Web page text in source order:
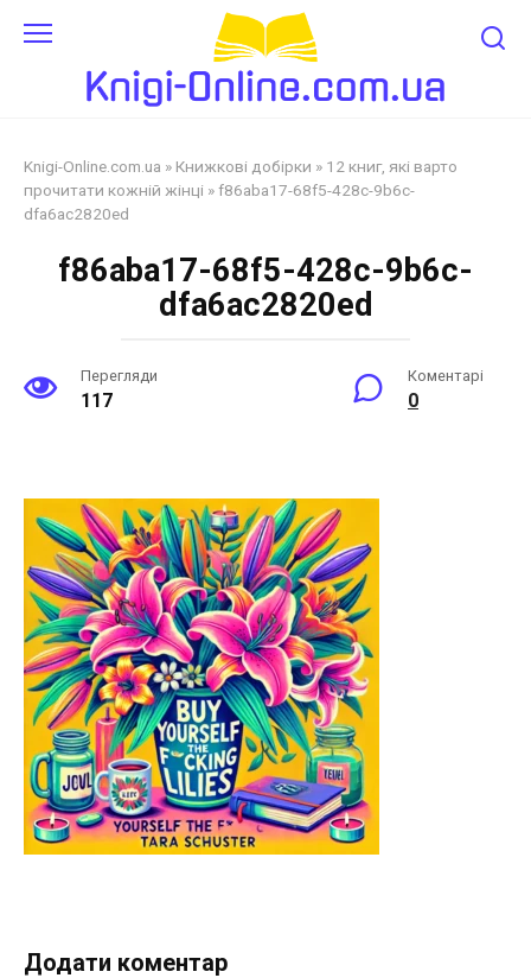
Knigi-Online.com.ua » Книжкові добірки » 12 книг, які варто
прочитати кожній жінці »f86aba17-68f5-428c-9b6c-
dfa6ac2820ed
f86aba17-68f5-428c-9b6c-
dfa6ac2820ed
Перегляди
117
Коментарі
0
Додати коментар